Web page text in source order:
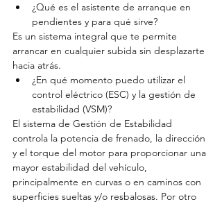
¿Qué es el asistente de arranque en
pendientes y para qué sirve?
Es un sistema integral que te permite
arrancar en cualquier subida sin desplazarte
hacia atrás.
¿En qué momento puedo utilizar el
control eléctrico (ESC) y la gestión de
estabilidad (VSM)?
El sistema de Gestión de Estabilidad
controla la potencia de frenado, la dirección
y el torque del motor para proporcionar una
mayor estabilidad del vehículo,
principalmente en curvas o en caminos con
superficies sueltas y/o resbalosas. Por otro